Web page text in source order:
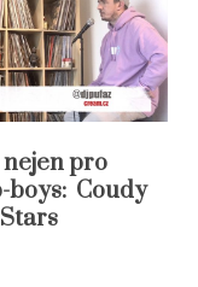
pro
boys: Coudy